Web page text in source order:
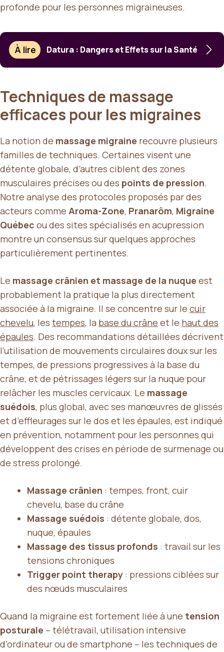
profonde pour les personnes migraineuses.
À lire Datura : Dangers et Effets sur la Santé
Techniques de massage
efficaces pour les migraines
La notion de massage migraine recouvre plusieurs
familles de techniques. Certaines visent une
détente globale, d’autres ciblent des zones
musculaires précises ou des points de pression.
Notre analyse des protocoles proposés par des
acteurs comme Aroma-Zone, Pranarôm, Migraine
Québec ou des sites spécialisés en acupression
montre un consensus sur quelques approches
particulièrement pertinentes.
Le massage crânien et massage de la nuque est
probablement la pratique la plus directement
associée à la migraine. Il se concentre sur le cuir
chevelu, les tempes, la base du crâne et le haut des
épaules. Des recommandations détaillées décrivent
l’utilisation de mouvements circulaires doux sur les
tempes, de pressions progressives à la base du
crâne, et de pétrissages légers sur la nuque pour
relâcher les muscles cervicaux. Le massage
suédois, plus global, avec ses manœuvres de glissés
et d’effleurages sur le dos et les épaules, est indiqué
en prévention, notamment pour les personnes qui
développent des crises en période de surmenage ou
de stress prolongé.
Massage crânien : tempes, front, cuir
chevelu, base du crâne
Massage suédois : détente globale, dos,
nuque, épaules
Massage des tissus profonds : travail sur les
tensions chroniques
Trigger point therapy : pressions ciblées sur
des nœuds musculaires
Quand la migraine est fortement liée à une tension
posturale – télétravail, utilisation intensive
d’ordinateur ou de smartphone – les techniques de